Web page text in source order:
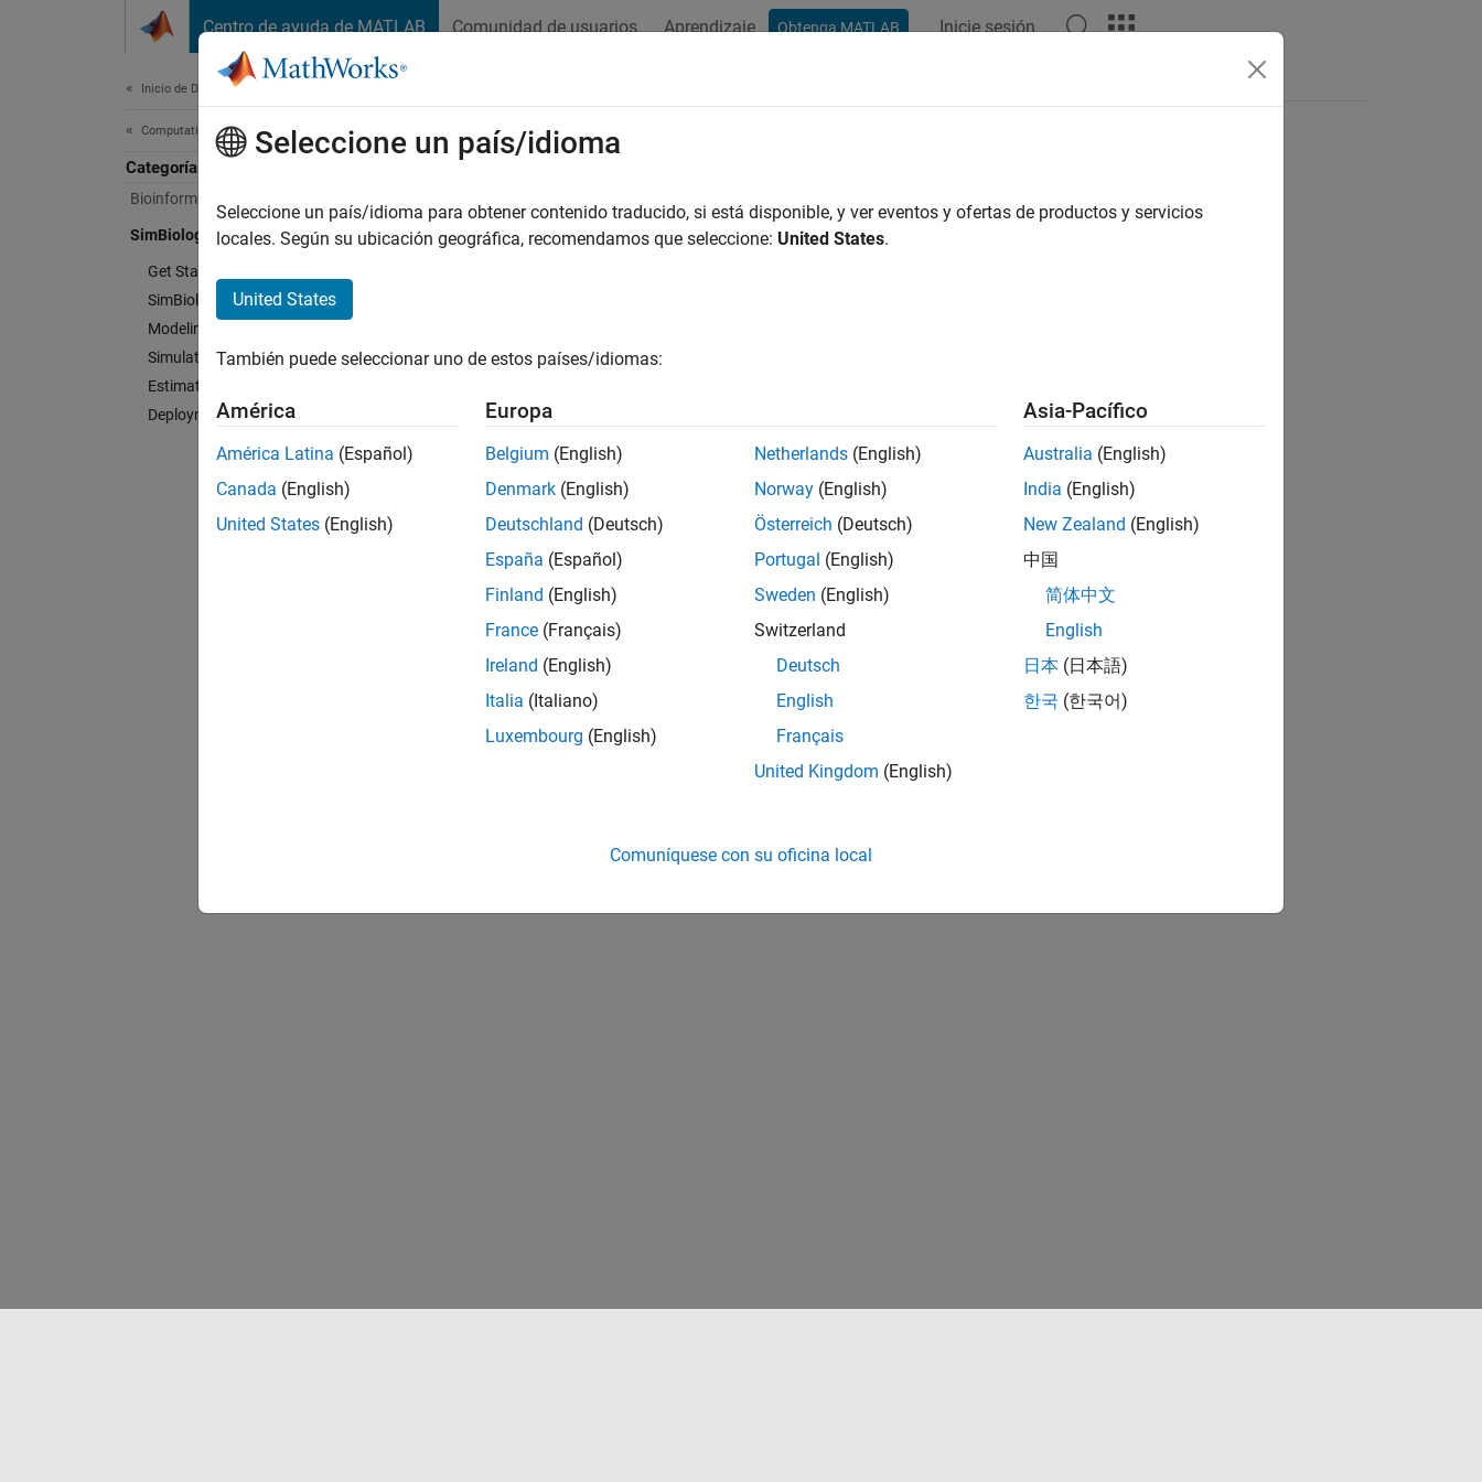
Centro de ayuda de MATLAB Comunidad de usuarios Aprendizaje Obtenga MATLAB Inicie sesión
Inicio de Documentación
Computational Biology
Categoría
Bioinformatics Toolbox
SimBiology
Get Started with SimBiology
SimBiology Apps
Modeling
Simulation
Estimation
Deployment
How useful was this information?
Seleccione un país/idioma
Seleccione un país/idioma para obtener contenido traducido, si está disponible, y ver eventos y ofertas de productos y servicios
locales. Según su ubicación geográfica, recomendamos que seleccione: United States.
United States
También puede seleccionar uno de estos países/idiomas:
América
América Latina (Español)
Canada (English)
United States (English)
Europa
Belgium (English)
Denmark (English)
Deutschland (Deutsch)
España (Español)
Finland (English)
France (Français)
Ireland (English)
Italia (Italiano)
Luxembourg (English)
Netherlands (English)
Norway (English)
Österreich (Deutsch)
Portugal (English)
Sweden (English)
Switzerland
Deutsch
English
Français
United Kingdom (English)
Asia-Pacífico
Australia (English)
India (English)
New Zealand (English)
中国
简体中文
English
日本 (日本語)
한국 (한국어)
Comuníquese con su oficina local